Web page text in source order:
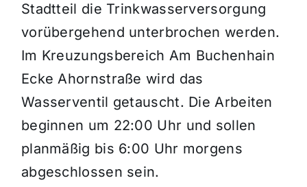
Stadtteil die Trinkwasserversorgung
vorübergehend unterbrochen werden.
Im Kreuzungsbereich Am Buchenhain
Ecke Ahornstraße wird das
Wasserventil getauscht. Die Arbeiten
beginnen um 22:00 Uhr und sollen
planmäßig bis 6:00 Uhr morgens
abgeschlossen sein.